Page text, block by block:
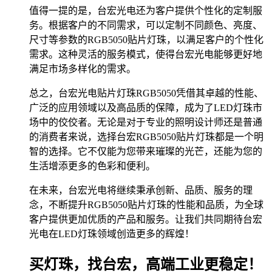
值得一提的是，台宏光电还为客户提供个性化的定制服
务。根据客户的不同需求，可以定制不同颜色、亮度、
尺寸等参数的RGB5050贴片灯珠，以满足客户的个性化
需求。这种灵活的服务模式，使得台宏光电能够更好地
满足市场多样化的需求。
总之，台宏光电贴片灯珠RGB5050凭借其卓越的性能、
广泛的应用领域以及高品质的保障，成为了LED灯珠市
场中的佼佼者。无论是对于专业的照明设计师还是普通
的消费者来说，选择台宏RGB5050贴片灯珠都是一个明
智的选择。它不仅能为您带来璀璨的光芒，还能为您的
生活增添更多的色彩和便利。
在未来，台宏光电将继续秉承创新、品质、服务的理
念，不断提升RGB5050贴片灯珠的性能和品质，为全球
客户提供更加优质的产品和服务。让我们共同期待台宏
光电在LED灯珠领域创造更多的辉煌！
买灯珠，找台宏，高端工业更稳定！